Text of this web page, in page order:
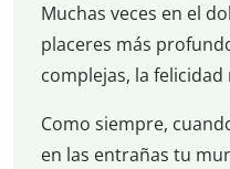
Muchas veces en el
placeres más
complejas, la felicidad
Como siempre,
en las entrañas tu